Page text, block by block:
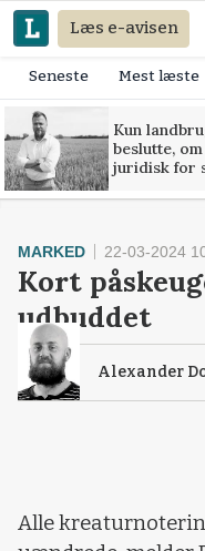
Læs e-avisen
Seneste Mest læste
Kun
beslutte,
juridisk for
MARKED 22-03-2024
Kort
udbuddet
Alexander
Alle